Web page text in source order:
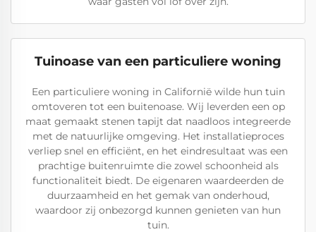
Tuinoase van een particuliere woning
Een particuliere woning in Californië wilde hun tuin
omtoveren tot een buitenoase. Wij leverden een op
maat gemaakt stenen tapijt dat naadloos integreerde
met de natuurlijke omgeving. Het installatieproces
verliep snel en efficiënt, en het eindresultaat was een
prachtige buitenruimte die zowel schoonheid als
functionaliteit biedt. De eigenaren waardeerden de
duurzaamheid en het gemak van onderhoud,
waardoor zij onbezorgd kunnen genieten van hun
tuin.